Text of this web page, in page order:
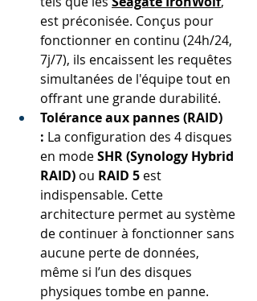
est préconisée. Conçus pour
fonctionner en continu (24h/24,
7j/7), ils encaissent les requêtes
simultanées de l'équipe tout en
offrant une grande durabilité.
Tolérance aux pannes (RAID)
: La configuration des 4 disques
en mode SHR (Synology Hybrid
RAID) ou RAID 5 est
indispensable. Cette
architecture permet au système
de continuer à fonctionner sans
aucune perte de données,
même si l’un des disques
physiques tombe en panne.